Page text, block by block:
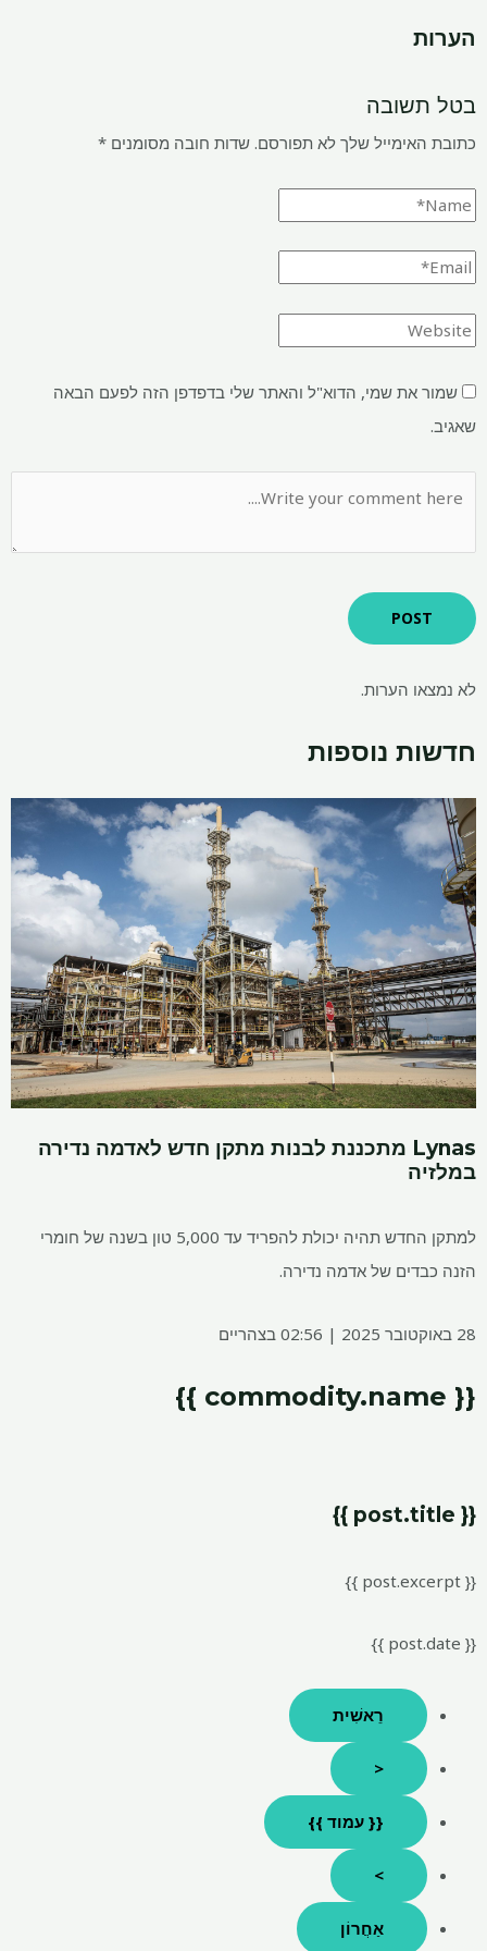
הערות
בטל תשובה
כתובת האימייל שלך לא תפורסם. שדות חובה מסומנים *
שמור את שמי, הדוא"ל והאתר שלי בדפדפן הזה לפעם הבאה
שאגיב.
לא נמצאו הערות.
חדשות נוספות
Lynas מתכננת לבנות מתקן חדש לאדמה נדירה
במלזיה
למתקן החדש תהיה יכולת להפריד עד 5,000 טון בשנה של חומרי
הזנה כבדים של אדמה נדירה.
28 באוקטובר 2025 | 02:56 בצהריים
{{ commodity.name }}
{{ post.title }}
{{ post.excerpt }}
{{ post.date }}
רֵאשִׁית
<
{{ עמוד }}
>
אַחֲרוֹן